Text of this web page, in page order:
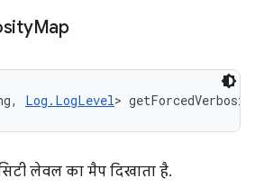
Map
Log.LogLevel>
लेवल का मैप दिखाता है.